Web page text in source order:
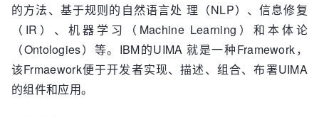
的方法、基于规则的自然语言处 理（NLP）、信息修复
（IR）、机器学习（Machine Learning）和本体论
（Ontologies）等。IBM的UIMA 就是一种Framework，
该Frmaework便于开发者实现、描述、组合、布署UIMA
的组件和应用。